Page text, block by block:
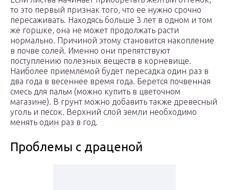
то это первый признак того, что ее нужно срочно
пересаживать. Находясь больше 3 лет в одном и том
же горшке, она не может продолжать расти
нормально. Причиной этому становится накопление
в почве солей. Именно они препятствуют
поступлению полезных веществ в корневище.
Наиболее приемлемой будет пересадка один раз в
два года в весеннее время года. Берется почвенная
смесь для пальм (можно купить в цветочном
магазине). В грунт можно добавить также древесный
уголь и песок. Верхний слой земли необходимо
менять один раз в год.
Проблемы с драценой